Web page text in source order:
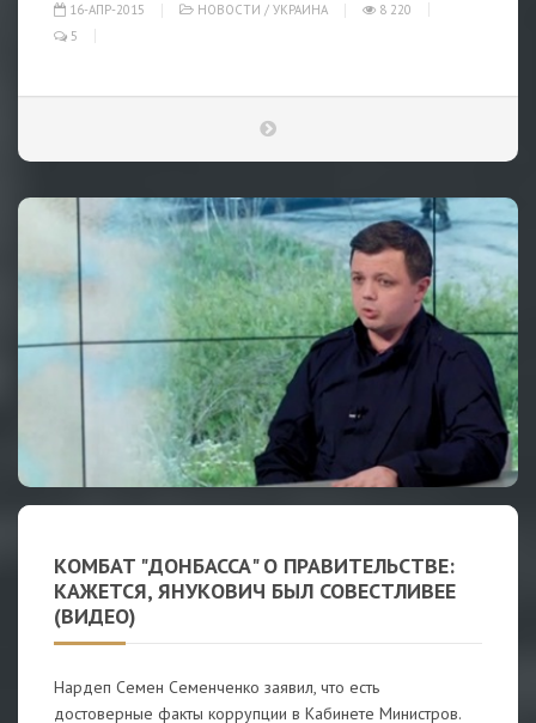
16-АПР-2015 НОВОСТИ / УКРАИНА
8 220
5
КОМБАТ "ДОНБАССА" О ПРАВИТЕЛЬСТВЕ:
КАЖЕТСЯ, ЯНУКОВИЧ БЫЛ СОВЕСТЛИВЕЕ
(ВИДЕО)
Нардеп Семен Семенченко заявил, что есть
достоверные факты коррупции в Кабинете Министров.